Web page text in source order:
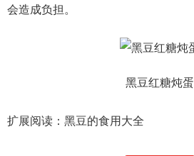
会造成负担。
黑豆红糖炖蛋
扩展阅读：黑豆的食用大全